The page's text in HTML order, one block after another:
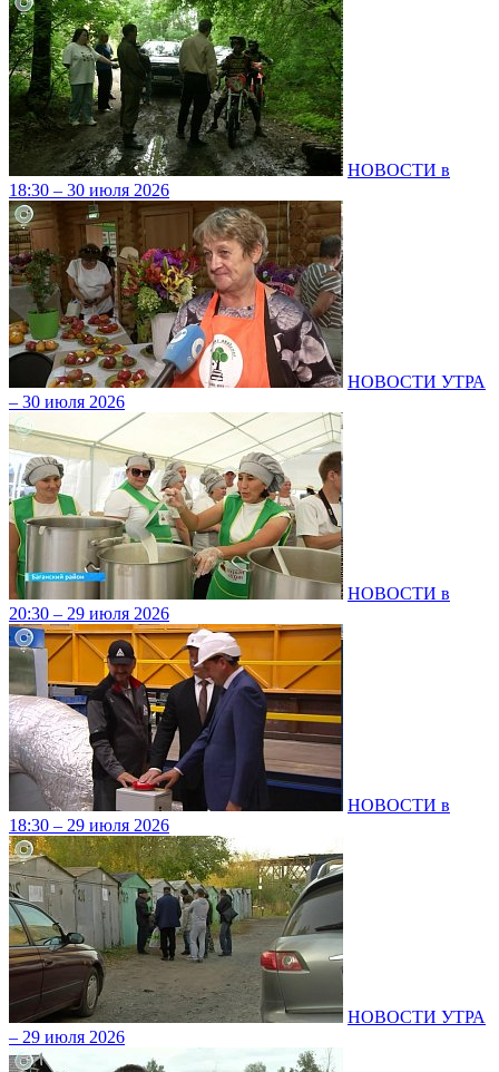
НОВОСТИ в
18:30 – 30 июля 2026
НОВОСТИ УТРА
– 30 июля 2026
НОВОСТИ в
20:30 – 29 июля 2026
НОВОСТИ в
18:30 – 29 июля 2026
НОВОСТИ УТРА
– 29 июля 2026